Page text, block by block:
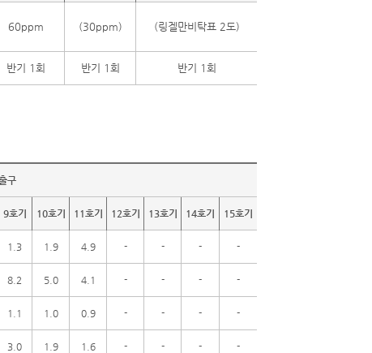
60ppm (30ppm) (링겔만비탁표 2도)
반기 1회 반기 1회 반기 1회
구
9호기 10호기 11호기 12호기 13호기 14호기 15호기
1.3 1.9 4.9 - - - -
8.2 5.0 4.1 - - - -
1.1 1.0 0.9 - - - -
3.0 1.9 1.6 - - - -